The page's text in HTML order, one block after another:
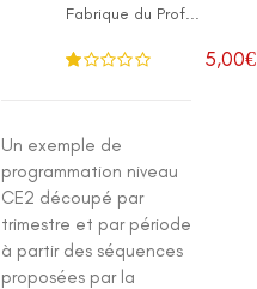
Fabrique du Prof...
0
su
5,00€
Un exemple de
programmation niveau
CE2 découpé par
trimestre et par période
à partir des séquences
proposées par la